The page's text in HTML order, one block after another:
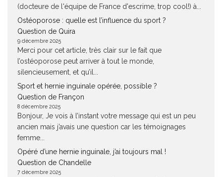
(docteure de l'équipe de France d'escrime, trop cool!) à...
Ostéoporose : quelle est l’influence du sport ?
Question de Quira
9 décembre 2025
Merci pour cet article, très clair sur le fait que
l’ostéoporose peut arriver à tout le monde,
silencieusement, et qu’il...
Sport et hernie inguinale opérée, possible ?
Question de Françon
8 décembre 2025
Bonjour, Je vois à l’instant votre message qui est un peu
ancien mais j’avais une question car les témoignages
femme...
Opéré d’une hernie inguinale, j’ai toujours mal !
Question de Chandelle
7 décembre 2025